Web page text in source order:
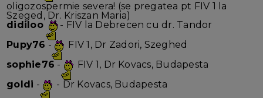
oligozospermie severa! (se pregatea pt FIV 1 la
Szeged, Dr. Kriszan Maria)
didiloo
- FIV la Debrecen cu dr. Tandor
Pupy76 -
FIV 1, Dr Zadori, Szeghed
sophie76 -
FIV 1, Dr Kovacs, Budapesta
goldi -
- Dr Kovacs, Budapesta